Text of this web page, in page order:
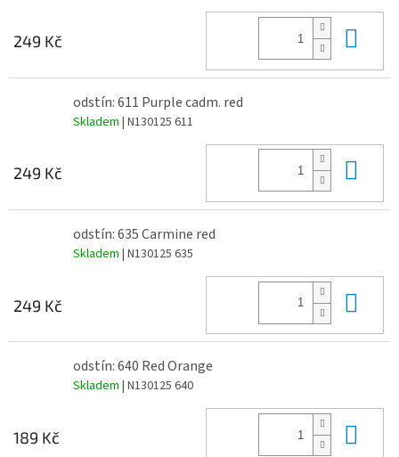
249 Kč
odstín: 611 Purple cadm. red
Skladem | N130125 611
249 Kč
odstín: 635 Carmine red
Skladem | N130125 635
249 Kč
odstín: 640 Red Orange
Skladem | N130125 640
189 Kč